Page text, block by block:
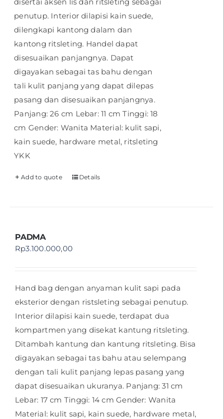
penutup. Interior dilapisi kain suede,
dilengkapi kantong dalam dan
kantong ritsleting. Handel dapat
disesuaikan panjangnya. Dapat
digayakan sebagai tas bahu dengan
tali kulit panjang yang dapat dilepas
pasang dan disesuaikan panjangnya.
Panjang: 26 cm Lebar: 11 cm Tinggi: 18
cm Gender: Wanita Material: kulit sapi,
kain suede, hardware metal, ritsleting
YKK
Add to quote Details
PADMA
Rp3.100.000,00
Hand bag dengan anyaman kulit sapi pada
eksterior dengan ristsleting sebagai penutup.
Interior dilapisi kain suede, terdapat dua
kompartmen yang disekat kantung ritsleting.
Ditambah kantung dan kantung ritsleting. Bisa
digayakan sebagai tas bahu atau selempang
dengan tali kulit panjang lepas pasang yang
dapat disesuaikan ukuranya. Panjang: 31 cm
Lebar: 17 cm Tinggi: 14 cm Gender: Wanita
Material: kulit sapi, kain suede, hardware metal,